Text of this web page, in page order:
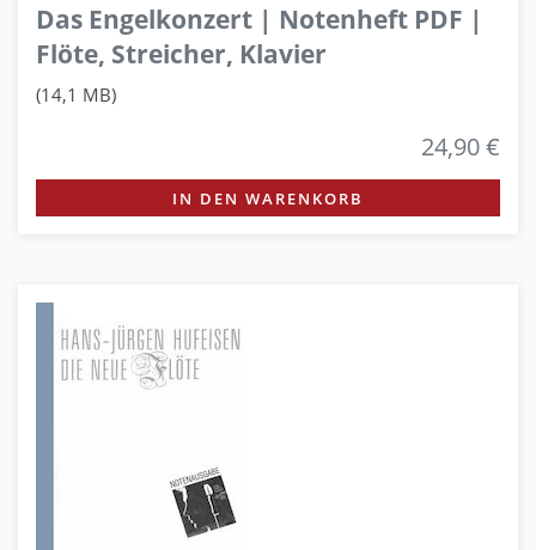
Das Engelkonzert | Notenheft PDF |
Flöte, Streicher, Klavier
(14,1 MB)
24,90 €
IN DEN WARENKORB